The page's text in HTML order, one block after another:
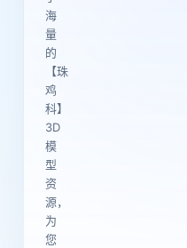
海
量
的
【珠
鸡
科】
3D
模
型
资
源，
为
您